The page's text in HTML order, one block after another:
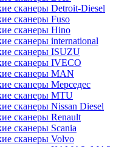
сканеры Detroit-Diesel
сканеры Fuso
сканеры Hino
сканеры international
сканеры ISUZU
сканеры IVECO
сканеры MAN
сканеры Мерседес
сканеры MTU
сканеры Nissan Diesel
сканеры Renault
сканеры Scania
сканеры Volvo